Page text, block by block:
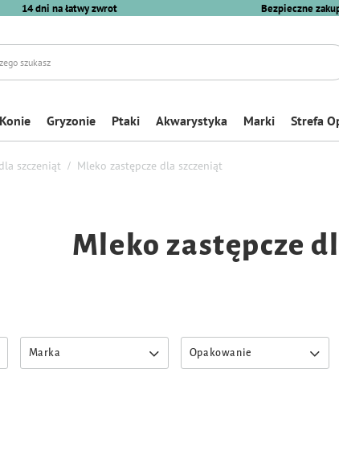
14 dni na łatwy zwrot Bezpieczne
Konie Gryzonie Ptaki Akwarystyka Marki Strefa
szczeniąt Mleko zastępcze dla szczeniąt
Mleko zastępcze
Marka Opakowanie